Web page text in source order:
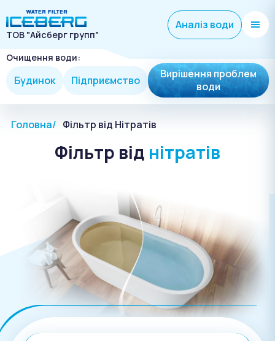
ТОВ "Айсберг групп"
Аналіз води
Очищення води:
Будинок Підприємство
Вирішення проблем
води
Головна Фільтр від Нітратів
Фільтр від нітратів